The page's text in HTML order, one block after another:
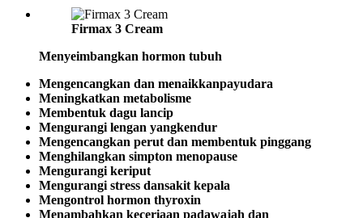
Firmax 3 Cream
Menyeimbangkan hormon tubuh
Mengencangkan dan menaikkanpayudara
Meningkatkan metabolisme
Membentuk dagu lancip
Mengurangi lengan yangkendur
Mengencangkan perut dan membentuk pinggang
Menghilangkan simpton menopause
Mengurangi keriput
Mengurangi stress dansakit kepala
Mengontrol hormon thyroxin
Menambahkan keceriaan padawajah dan